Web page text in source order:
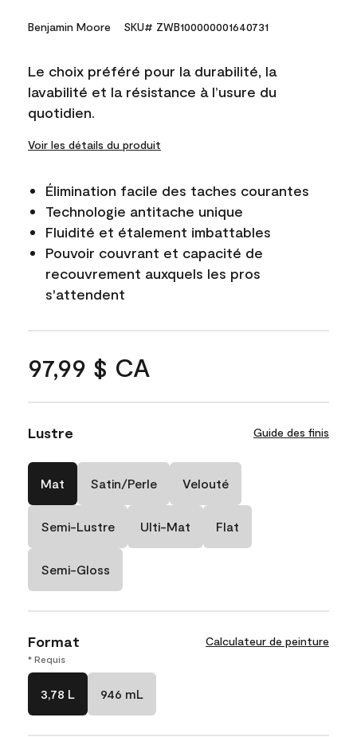
Benjamin Moore SKU# ZWB100000001640731
Le choix préféré pour la durabilité, la
lavabilité et la résistance à l’usure du
quotidien.
Voir les détails du produit
Élimination facile des taches courantes
Technologie antitache unique
Fluidité et étalement imbattables
Pouvoir couvrant et capacité de
recouvrement auxquels les pros
s'attendent
97,99 $ CA
Lustre Guide des finis
Mat Satin/Perle Velouté
Semi-Lustre Ulti-Mat Flat
Semi-Gloss
Format Calculateur de peinture
* Requis
3,78 L 946 mL